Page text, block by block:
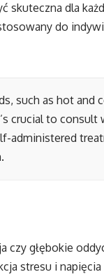
skuteczna dla
do
such as hot and
crucial to consult
administered
czy głębokie
stresu i